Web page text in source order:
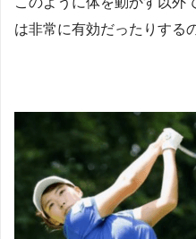
は非常に有効だったりする